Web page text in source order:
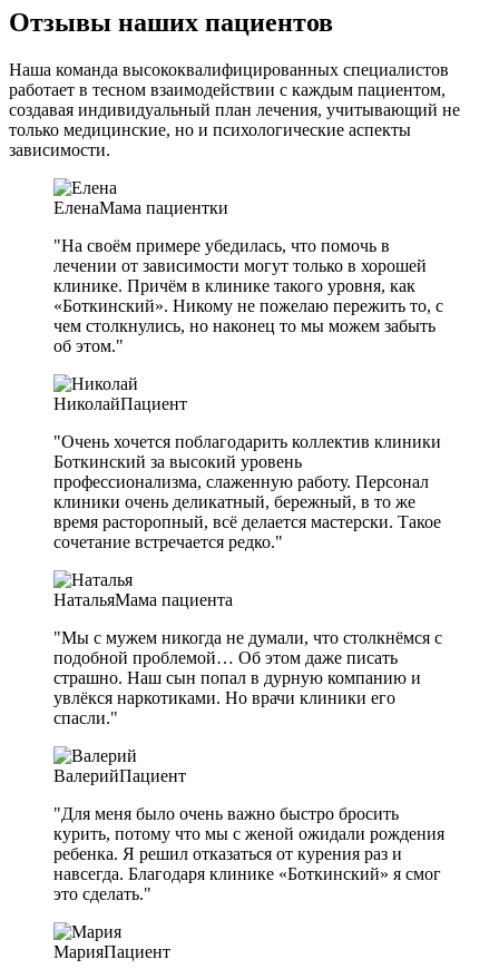
Отзывы наших пациентов
Наша команда высококвалифицированных специалистов
работает в тесном взаимодействии с каждым пациентом,
создавая индивидуальный план лечения, учитывающий не
только медицинские, но и психологические аспекты
зависимости.
ЕленаМама пациентки
"На своём примере убедилась, что помочь в
лечении от зависимости могут только в хорошей
клинике. Причём в клинике такого уровня, как
«Боткинский». Никому не пожелаю пережить то, с
чем столкнулись, но наконец то мы можем забыть
об этом."
НиколайПациент
"Очень хочется поблагодарить коллектив клиники
Боткинский за высокий уровень
профессионализма, слаженную работу. Персонал
клиники очень деликатный, бережный, в то же
время расторопный, всё делается мастерски. Такое
сочетание встречается редко."
НатальяМама пациента
"Мы с мужем никогда не думали, что столкнёмся с
подобной проблемой… Об этом даже писать
страшно. Наш сын попал в дурную компанию и
увлёкся наркотиками. Но врачи клиники его
спасли."
ВалерийПациент
"Для меня было очень важно быстро бросить
курить, потому что мы с женой ожидали рождения
ребенка. Я решил отказаться от курения раз и
навсегда. Благодаря клинике «Боткинский» я смог
это сделать."
МарияПациент